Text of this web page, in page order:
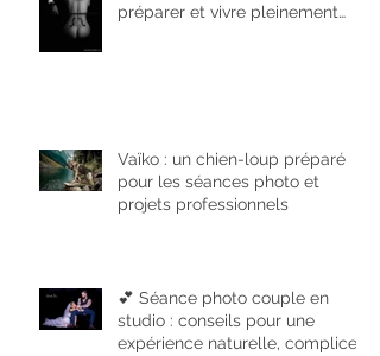
préparer et vivre pleinement
Vaïko : un chien-loup préparé
pour les séances photo et
projets professionnels
💕 Séance photo couple en
studio : conseils pour une
expérience naturelle, complice